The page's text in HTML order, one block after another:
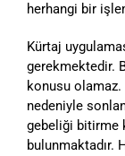
herhangi bir
Kürtaj
gerekmektedir.
konusu
nedeniyle
gebeliği bitirme
bulunmaktadır.